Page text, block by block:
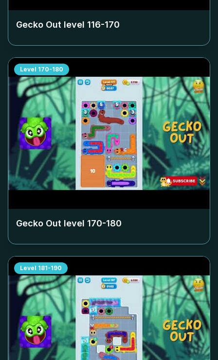
Gecko Out level 116-170
Level 170-180
Gecko Out level 170-180
Level 181-190